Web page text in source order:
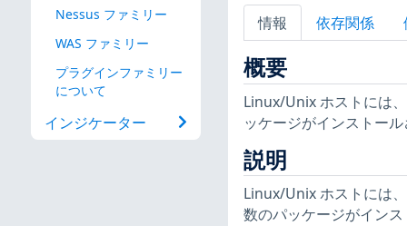
Nessus ファミリー
WAS ファミリー
プラグインファミリー
について
インジケーター
情報 依存関係
概要
Linux/Unix ホストには
ッケージがインストー
説明
Linux/Unix ホストには
数のパッケージがイン